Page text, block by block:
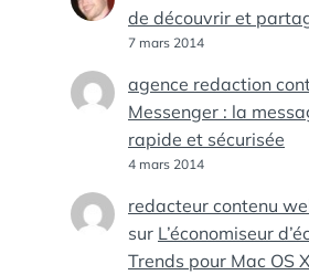
de découvrir et
7 mars 2014
agence redaction
Messenger : la
rapide et sécurisée
4 mars 2014
redacteur contenu
sur L’économiseur
Trends pour Mac OS X